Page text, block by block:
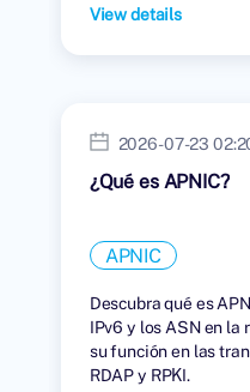
View details
2026-07-23
¿Qué es APNIC?
APNIC
Descubra qué es
IPv6 y los ASN en la
su función en las
RDAP y RPKI.